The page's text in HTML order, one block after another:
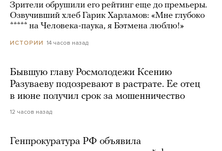
Зрители обрушили его рейтинг еще до премьеры.
Озвучивший хлеб Гарик Харламов: «Мне глубоко
***** на Человека-паука, я Бэтмена люблю!»
ИСТОРИИ 14 часов назад
Бывшую главу Росмолодежи Ксению
Разуваеву подозревают в растрате. Ее отец
в июне получил срок за мошенничество
12 часов назад
Генпрокуратура РФ объявила